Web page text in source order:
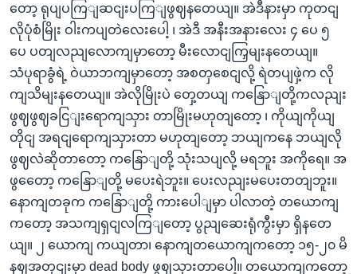
တော့ ရုပျပကြျဆငျးပကြျဖွဈနတေယျ။ အဲဒီနားမှာ ကုတငျ
လိုပုံစံမြိုး ဝါးကပျတဲလေးပေါ့ ၊ အဲဒီ အနီးအနားလေး ၄ ပေ ၅
ပေ ပတျလညျလောကျမှာတော့ မီးလောငျကြှမျးနတေယျ။
သံပုရာခွံရဲ့ ဝဲယာဘကျမှာတော့ အစတှစေငျလို့ ရဲတပျဖှဲ့က လို
ကျသိမျးနတေယျ။ အဲလိုမြိုးပဲ တှေ့တယျ ကနြောျတို့ကလညျး
ဖွဈဖွဈခငြျးရောကျသှား တာမြိုးမဟုတျတော့ ၊ ကိုယျကိုယျ
တိုငျ အရငျရောကျသှားတာ မဟုတျတော့ ဘယျကနေ ဘယျလို
ဖွဈလဲဆိုတာတော့ ကနြောျတို့ သုံးသပျလို့ မရဘူး အကိုရေ။ အ
ဖွတေော့ ကနြောျတို့ မပေးရဲဘူး။ ပေးလညျးမပေးတတျဘူး။
နောကျတခုက ကနြောျတို့ ကားပေါျမှာ ပါလာတဲ့ တယောကျ
ကတော့ အသကျရှငျလကြျတော့ ပွညျဆေးရုံကွီးမှာ ရှိနတေ
ယျ။ ၂ ယောကျ ကယျတာ၊ နောကျတယောကျကတော့ ၁၅-၂၀ မိ
နဈအတှငျးမှာ dead body ဖွဈသှားတာပေါ့။ တယောကျကတော့